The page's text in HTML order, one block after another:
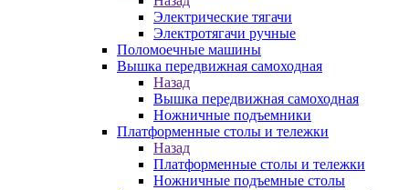
Электрические тягачи
Электротягачи ручные
Поломоечные машины
Вышка передвижная самоходная
Назад
Вышка передвижная самоходная
Ножничные подъемники
Платформенные столы и тележки
Назад
Платформенные столы и тележки
Ножничные подъемные столы